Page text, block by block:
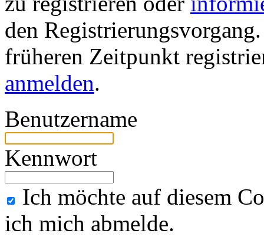
den
früheren Zeitpunkt
anmelden.
Benutzername
Kennwort
Ich möchte auf diesem
ich mich abmelde.